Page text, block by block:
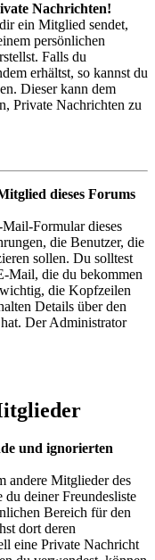
Nachrichten!
ein Mitglied sendet,
persönlichen
Falls du
erhältst, so kannst du
Dieser kann dem
Private Nachrichten zu
dieses Forums
Formular dieses
die Benutzer, die
sollen. Du solltest
Mail, die du bekommen
die Kopfzeilen
Details über den
Der Administrator
und ignorierten
andere Mitglieder des
deiner Freundesliste
Bereich für den
dort deren
eine Private Nachricht